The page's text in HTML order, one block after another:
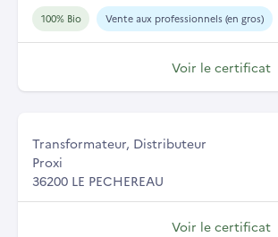
100% Bio Vente aux professionnels (en gros)
Voir le certificat
Transformateur, Distributeur
Proxi
36200 LE PECHEREAU
Voir le certificat